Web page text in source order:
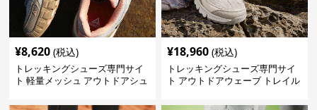
¥8,620 (税込)
トレッキングシューズ専門サイ
ト 軽量メッシュ アウトドアシュ
¥18,960 (税込)
トレッキングシューズ専門サイ
ト アウトドアウェーブ トレイル